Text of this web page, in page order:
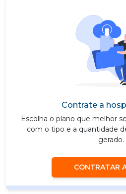
Contrate a
Escolha o plano que melhor
com o tipo e a quantidade
gerado.
CONTRATAR